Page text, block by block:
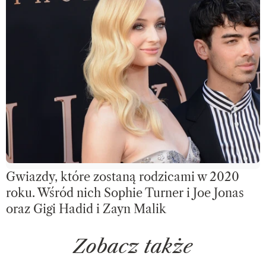
Gwiazdy, które zostaną rodzicami w 2020
roku. Wśród nich Sophie Turner i Joe Jonas
oraz Gigi Hadid i Zayn Malik
Zobacz także